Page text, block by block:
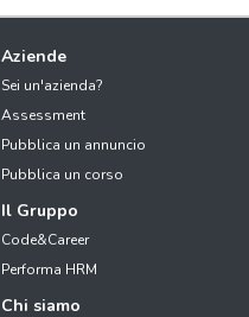
Aziende
Sei un'azienda?
Assessment
Pubblica un annuncio
Pubblica un corso
Il Gruppo
Code&Career
Performa HRM
Chi siamo